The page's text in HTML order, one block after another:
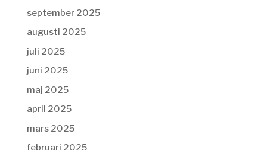
september 2025
augusti 2025
juli 2025
juni 2025
maj 2025
april 2025
mars 2025
februari 2025